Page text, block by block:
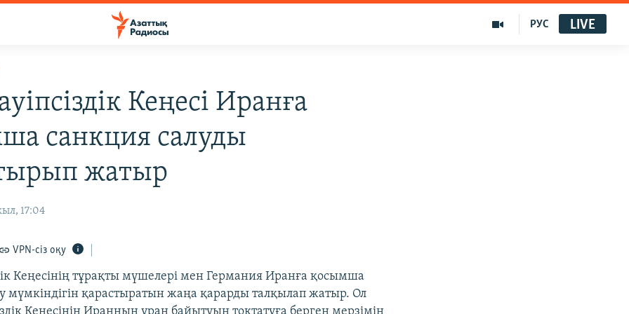
РУС LIVE
Кеңесі Иранға
санкция салуды
жатыр
17:04
VPN-сіз оқу
Кеңесінің тұрақты мүшелері мен Германия Иранға қосымша
мүмкіндігін қарастыратын жаңа қарарды талқылап жатыр. Ол